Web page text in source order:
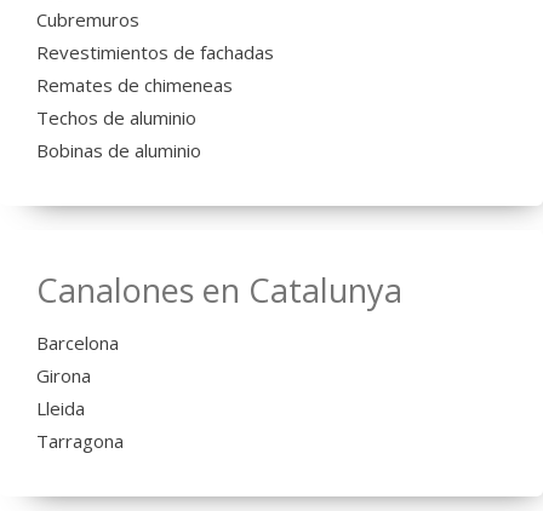
Cubremuros
Revestimientos de fachadas
Remates de chimeneas
Techos de aluminio
Bobinas de aluminio
Canalones en Catalunya
Barcelona
Girona
Lleida
Tarragona